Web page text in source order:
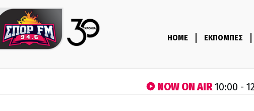
HOME ΕΚΠΟΜΠΕΣ
NOW ON AIR10:00 -